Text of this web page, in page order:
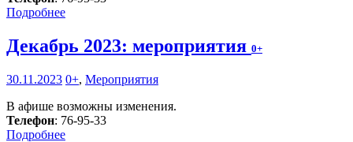
Подробнее
Декабрь 2023: мероприятия 0+
30.11.2023 0+, Мероприятия
В афише возможны изменения.
Телефон: 76-95-33
Подробнее